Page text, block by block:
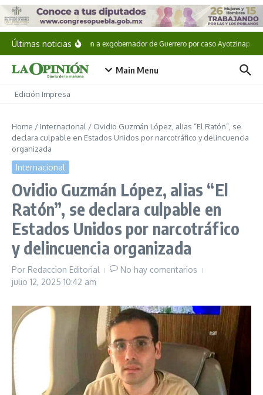
Saltar al contenido
Últimas noticiasDetienen a exgobernador de Guerrero por caso Ayotzinapa
Main Menu
Edición Impresa
Home / Internacional / Ovidio Guzmán López, alias “El Ratón”, se
declara culpable en Estados Unidos por narcotráfico y delincuencia
organizada
Internacional
Ovidio Guzmán López, alias “El
Ratón”, se declara culpable en
Estados Unidos por narcotráfico
y delincuencia organizada
Por Redaccion Editorial
No hay comentarios
julio 12, 2025 10:42 am